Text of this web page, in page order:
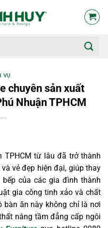
VỤ
chuyên sản xuất
Nhuận TPHCM
TPHCM từ lâu đã trở thành
vẻ đẹp hiện đại, giúp thay
của các gia đình thành
gia công tinh xảo và chất
bàn ăn này không chỉ là nơi
nâng tầm đẳng cấp ngôi